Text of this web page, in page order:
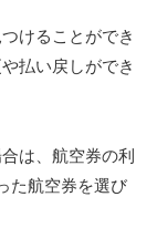
けることができ
払い戻しができ
は、航空券の利
た航空券を選び